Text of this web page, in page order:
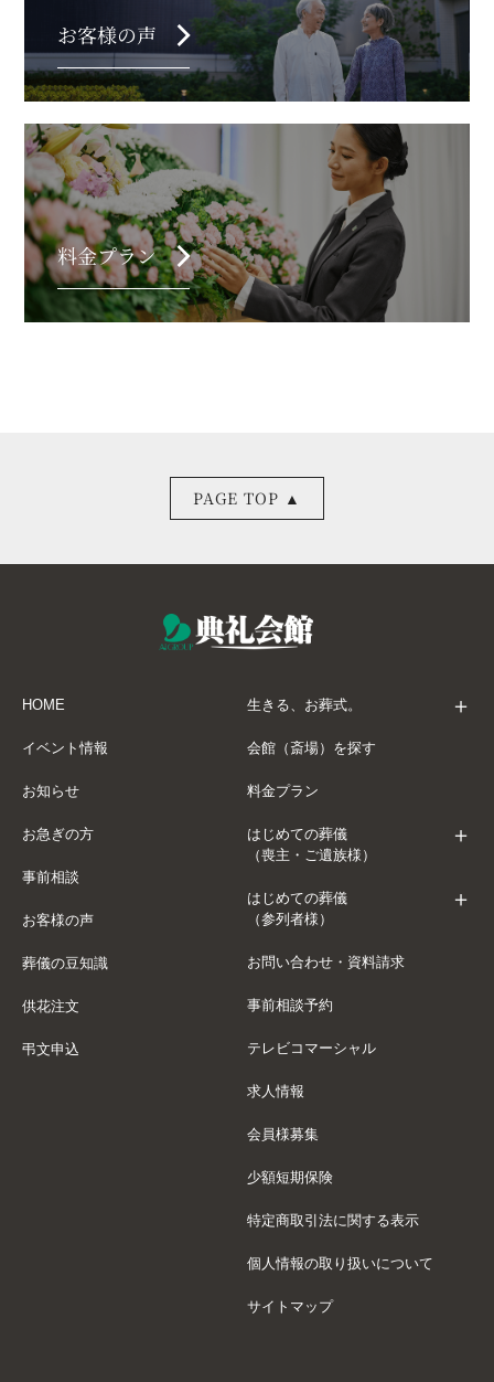
お客様の声 chevron_right
料金プランchevron_right
PAGE TOP ▲
HOME
イベント情報
お知らせ
お急ぎの方
事前相談
お客様の声
葬儀の豆知識
供花注文
弔文申込
生きる、お葬式。
会館（斎場）を探す
料金プラン
はじめての葬儀
（喪主・ご遺族様）
はじめての葬儀
（参列者様）
お問い合わせ・資料請求
事前相談予約
テレビコマーシャル
求人情報
会員様募集
少額短期保険
特定商取引法に関する表示
個人情報の取り扱いについて
サイトマップ